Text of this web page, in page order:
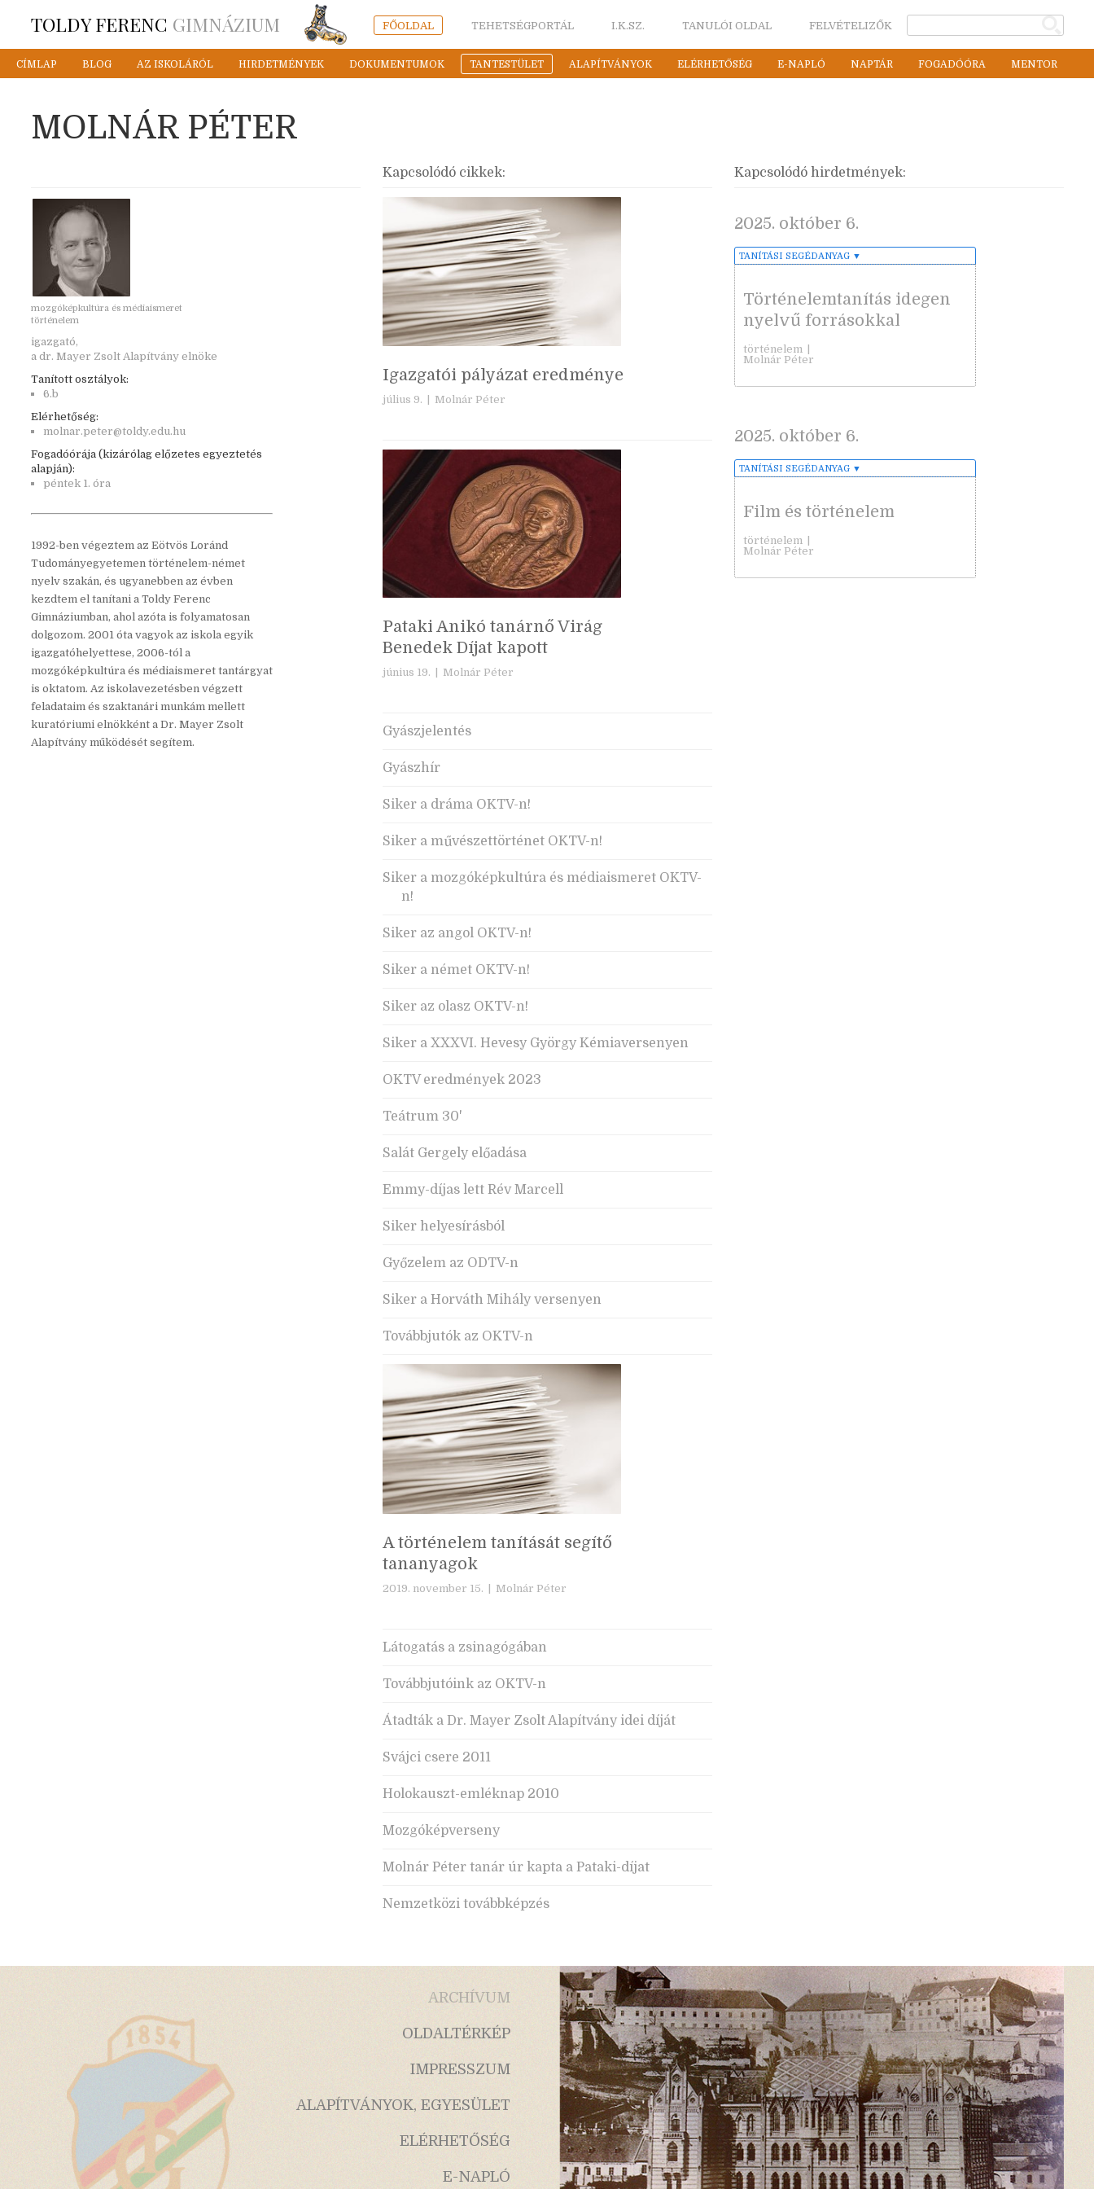
TOLDY FERENC GIMNÁZIUM FŐOLDAL TEHETSÉGPORTÁL I.K.SZ. TANULÓI OLDAL FELVÉTELIZŐK
CÍMLAP BLOG AZ ISKOLÁRÓL HIRDETMÉNYEK DOKUMENTUMOK TANTESTÜLET ALAPÍTVÁNYOK ELÉRHETŐSÉG E-NAPLÓ NAPTÁR FOGADÓÓRA MENTOR
MOLNÁR PÉTER
mozgóképkultúra és médiaismeret
történelem
igazgató,
a dr. Mayer Zsolt Alapítvány elnöke
Tanított osztályok:
6.b
Elérhetőség:
molnar.peter@toldy.edu.hu
Fogadóórája (kizárólag előzetes egyeztetés
alapján):
péntek 1. óra
1992-ben végeztem az Eötvös Loránd
Tudományegyetemen történelem-német
nyelv szakán, és ugyanebben az évben
kezdtem el tanítani a Toldy Ferenc
Gimnáziumban, ahol azóta is folyamatosan
dolgozom. 2001 óta vagyok az iskola egyik
igazgatóhelyettese, 2006-tól a
mozgóképkultúra és médiaismeret tantárgyat
is oktatom. Az iskolavezetésben végzett
feladataim és szaktanári munkám mellett
kuratóriumi elnökként a Dr. Mayer Zsolt
Alapítvány működését segítem.
Kapcsolódó cikkek:
Igazgatói pályázat eredménye
július 9. | Molnár Péter
Pataki Anikó tanárnő Virág
Benedek Díjat kapott
június 19. | Molnár Péter
Gyászjelentés
Gyászhír
Siker a dráma OKTV-n!
Siker a művészettörténet OKTV-n!
Siker a mozgóképkultúra és médiaismeret OKTV-
n!
Siker az angol OKTV-n!
Siker a német OKTV-n!
Siker az olasz OKTV-n!
Siker a XXXVI. Hevesy György Kémiaversenyen
OKTV eredmények 2023
Teátrum 30'
Salát Gergely előadása
Emmy-díjas lett Rév Marcell
Siker helyesírásból
Győzelem az ODTV-n
Siker a Horváth Mihály versenyen
Továbbjutók az OKTV-n
A történelem tanítását segítő
tananyagok
2019. november 15. | Molnár Péter
Látogatás a zsinagógában
Továbbjutóink az OKTV-n
Átadták a Dr. Mayer Zsolt Alapítvány idei díját
Svájci csere 2011
Holokauszt-emléknap 2010
Mozgóképverseny
Molnár Péter tanár úr kapta a Pataki-díjat
Nemzetközi továbbképzés
Kapcsolódó hirdetmények:
2025. október 6.
TANÍTÁSI SEGÉDANYAG ▼
Történelemtanítás idegen
nyelvű forrásokkal
történelem |
Molnár Péter
2025. október 6.
TANÍTÁSI SEGÉDANYAG ▼
Film és történelem
történelem |
Molnár Péter
ARCHÍVUM
OLDALTÉRKÉP
IMPRESSZUM
ALAPÍTVÁNYOK, EGYESÜLET
ELÉRHETŐSÉG
E-NAPLÓ